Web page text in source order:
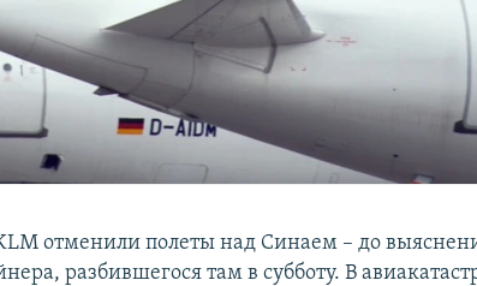
отменили полеты над Синаем – до
разбившегося там в субботу. В